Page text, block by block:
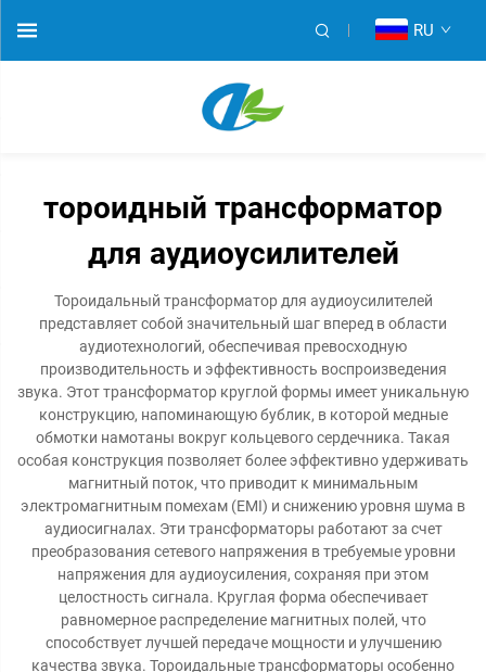
RU
тороидный трансформатор
для аудиоусилителей
Тороидальный трансформатор для аудиоусилителей
представляет собой значительный шаг вперед в области
аудиотехнологий, обеспечивая превосходную
производительность и эффективность воспроизведения
звука. Этот трансформатор круглой формы имеет уникальную
конструкцию, напоминающую бублик, в которой медные
обмотки намотаны вокруг кольцевого сердечника. Такая
особая конструкция позволяет более эффективно удерживать
магнитный поток, что приводит к минимальным
электромагнитным помехам (EMI) и снижению уровня шума в
аудиосигналах. Эти трансформаторы работают за счет
преобразования сетевого напряжения в требуемые уровни
напряжения для аудиоусиления, сохраняя при этом
целостность сигнала. Круглая форма обеспечивает
равномерное распределение магнитных полей, что
способствует лучшей передаче мощности и улучшению
качества звука. Тороидальные трансформаторы особенно